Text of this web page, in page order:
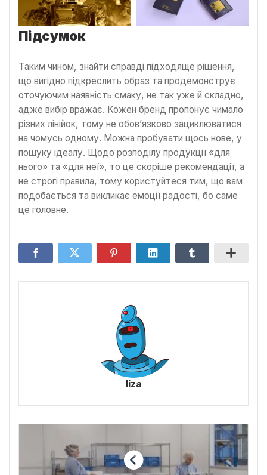
Підсумок
Таким чином, знайти справді підходяще рішення,
що вигідно підкреслить образ та продемонструє
оточуючим наявність смаку, не так уже й складно,
адже вибір вражає. Кожен бренд пропонує чимало
різних лінійок, тому не обов’язково зациклюватися
на чомусь одному. Можна пробувати щось нове, у
пошуку ідеалу. Щодо розподілу продукції «для
нього» та «для неї», то це скоріше рекомендації, а
не строгі правила, тому користуйтеся тим, що вам
подобається та викликає емоції радості, бо саме
це головне.
liza